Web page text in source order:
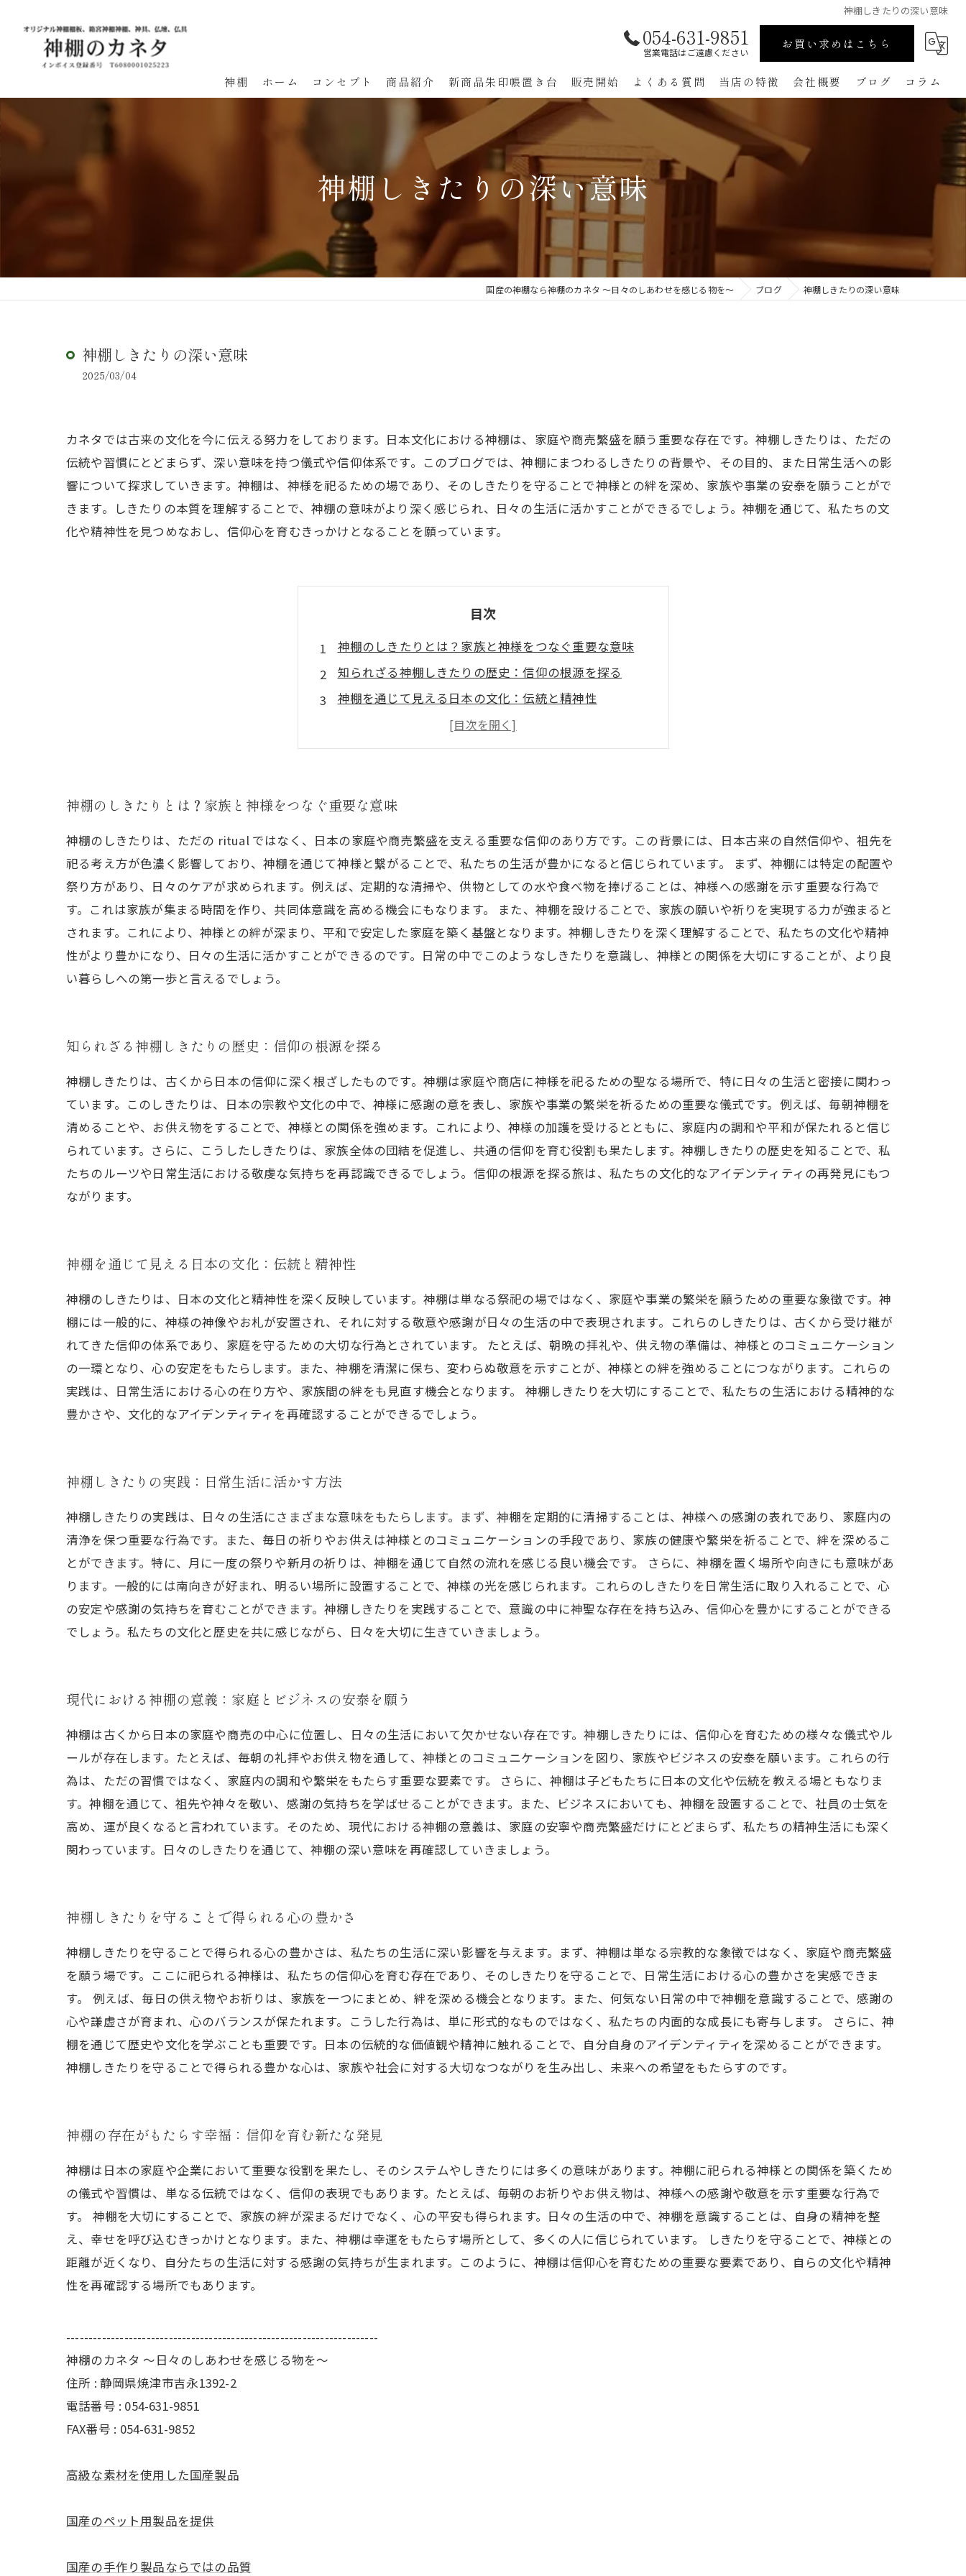
神棚しきたりの深い意味
054-631-9851
営業電話はご遠慮ください
お買い求めはこちら
神棚 ホーム コンセプト 商品紹介 新商品朱印帳置き台 販売開始 よくある質問 当店の特徴
高級
ペット用
コンパクト
会社概要 ブログ コラム
神棚しきたりの深い意味
国産の神棚なら神棚のカネタ ～日々のしあわせを感じる物を～ ブログ 神棚しきたりの深い意味
神棚しきたりの深い意味
2025/03/04
カネタでは古来の文化を今に伝える努力をしております。日本文化における神棚は、家庭や商売繁盛を願う重要な存在です。神棚しきたりは、ただの
伝統や習慣にとどまらず、深い意味を持つ儀式や信仰体系です。このブログでは、神棚にまつわるしきたりの背景や、その目的、また日常生活への影
響について探求していきます。神棚は、神様を祀るための場であり、そのしきたりを守ることで神様との絆を深め、家族や事業の安泰を願うことがで
きます。しきたりの本質を理解することで、神棚の意味がより深く感じられ、日々の生活に活かすことができるでしょう。神棚を通じて、私たちの文
化や精神性を見つめなおし、信仰心を育むきっかけとなることを願っています。
目次
神棚のしきたりとは？家族と神様をつなぐ重要な意味
知られざる神棚しきたりの歴史：信仰の根源を探る
神棚を通じて見える日本の文化：伝統と精神性
神棚しきたりの実践：日常生活に活かす方法
現代における神棚の意義：家庭とビジネスの安泰を願う
神棚の存在がもたらす幸福：信仰を育む新たな発見
神棚のしきたりとは？家族と神様をつなぐ重要な意味
神棚のしきたりは、ただの ritual ではなく、日本の家庭や商売繁盛を支える重要な信仰のあり方です。この背景には、日本古来の自然信仰や、祖先を
祀る考え方が色濃く影響しており、神棚を通じて神様と繋がることで、私たちの生活が豊かになると信じられています。 まず、神棚には特定の配置や
祭り方があり、日々のケアが求められます。例えば、定期的な清掃や、供物としての水や食べ物を捧げることは、神様への感謝を示す重要な行為で
す。これは家族が集まる時間を作り、共同体意識を高める機会にもなります。 また、神棚を設けることで、家族の願いや祈りを実現する力が強まると
されます。これにより、神様との絆が深まり、平和で安定した家庭を築く基盤となります。神棚しきたりを深く理解することで、私たちの文化や精神
性がより豊かになり、日々の生活に活かすことができるのです。日常の中でこのようなしきたりを意識し、神様との関係を大切にすることが、より良
い暮らしへの第一歩と言えるでしょう。
知られざる神棚しきたりの歴史：信仰の根源を探る
神棚しきたりは、古くから日本の信仰に深く根ざしたものです。神棚は家庭や商店に神様を祀るための聖なる場所で、特に日々の生活と密接に関わっ
ています。このしきたりは、日本の宗教や文化の中で、神様に感謝の意を表し、家族や事業の繁栄を祈るための重要な儀式です。例えば、毎朝神棚を
清めることや、お供え物をすることで、神様との関係を強めます。これにより、神様の加護を受けるとともに、家庭内の調和や平和が保たれると信じ
られています。さらに、こうしたしきたりは、家族全体の団結を促進し、共通の信仰を育む役割も果たします。神棚しきたりの歴史を知ることで、私
たちのルーツや日常生活における敬虔な気持ちを再認識できるでしょう。信仰の根源を探る旅は、私たちの文化的なアイデンティティの再発見にもつ
ながります。
神棚を通じて見える日本の文化：伝統と精神性
神棚のしきたりは、日本の文化と精神性を深く反映しています。神棚は単なる祭祀の場ではなく、家庭や事業の繁栄を願うための重要な象徴です。神
棚には一般的に、神様の神像やお札が安置され、それに対する敬意や感謝が日々の生活の中で表現されます。これらのしきたりは、古くから受け継が
れてきた信仰の体系であり、家庭を守るための大切な行為とされています。 たとえば、朝晩の拝礼や、供え物の準備は、神様とのコミュニケーション
の一環となり、心の安定をもたらします。また、神棚を清潔に保ち、変わらぬ敬意を示すことが、神様との絆を強めることにつながります。これらの
実践は、日常生活における心の在り方や、家族間の絆をも見直す機会となります。 神棚しきたりを大切にすることで、私たちの生活における精神的な
豊かさや、文化的なアイデンティティを再確認することができるでしょう。
神棚しきたりの実践：日常生活に活かす方法
神棚しきたりの実践は、日々の生活にさまざまな意味をもたらします。まず、神棚を定期的に清掃することは、神様への感謝の表れであり、家庭内の
清浄を保つ重要な行為です。また、毎日の祈りやお供えは神様とのコミュニケーションの手段であり、家族の健康や繁栄を祈ることで、絆を深めるこ
とができます。特に、月に一度の祭りや新月の祈りは、神棚を通じて自然の流れを感じる良い機会です。 さらに、神棚を置く場所や向きにも意味があ
ります。一般的には南向きが好まれ、明るい場所に設置することで、神様の光を感じられます。これらのしきたりを日常生活に取り入れることで、心
の安定や感謝の気持ちを育むことができます。神棚しきたりを実践することで、意識の中に神聖な存在を持ち込み、信仰心を豊かにすることができる
でしょう。私たちの文化と歴史を共に感じながら、日々を大切に生きていきましょう。
現代における神棚の意義：家庭とビジネスの安泰を願う
神棚は古くから日本の家庭や商売の中心に位置し、日々の生活において欠かせない存在です。神棚しきたりには、信仰心を育むための様々な儀式やル
ールが存在します。たとえば、毎朝の礼拝やお供え物を通して、神様とのコミュニケーションを図り、家族やビジネスの安泰を願います。これらの行
為は、ただの習慣ではなく、家庭内の調和や繁栄をもたらす重要な要素です。 さらに、神棚は子どもたちに日本の文化や伝統を教える場ともなりま
す。神棚を通じて、祖先や神々を敬い、感謝の気持ちを学ばせることができます。また、ビジネスにおいても、神棚を設置することで、社員の士気を
高め、運が良くなると言われています。そのため、現代における神棚の意義は、家庭の安寧や商売繁盛だけにとどまらず、私たちの精神生活にも深く
関わっています。日々のしきたりを通じて、神棚の深い意味を再確認していきましょう。
神棚しきたりを守ることで得られる心の豊かさ
神棚しきたりを守ることで得られる心の豊かさは、私たちの生活に深い影響を与えます。まず、神棚は単なる宗教的な象徴ではなく、家庭や商売繁盛
を願う場です。ここに祀られる神様は、私たちの信仰心を育む存在であり、そのしきたりを守ることで、日常生活における心の豊かさを実感できま
す。 例えば、毎日の供え物やお祈りは、家族を一つにまとめ、絆を深める機会となります。また、何気ない日常の中で神棚を意識することで、感謝の
心や謙虚さが育まれ、心のバランスが保たれます。こうした行為は、単に形式的なものではなく、私たちの内面的な成長にも寄与します。 さらに、神
棚を通じて歴史や文化を学ぶことも重要です。日本の伝統的な価値観や精神に触れることで、自分自身のアイデンティティを深めることができます。
神棚しきたりを守ることで得られる豊かな心は、家族や社会に対する大切なつながりを生み出し、未来への希望をもたらすのです。
神棚の存在がもたらす幸福：信仰を育む新たな発見
神棚は日本の家庭や企業において重要な役割を果たし、そのシステムやしきたりには多くの意味があります。神棚に祀られる神様との関係を築くため
の儀式や習慣は、単なる伝統ではなく、信仰の表現でもあります。たとえば、毎朝のお祈りやお供え物は、神様への感謝や敬意を示す重要な行為で
す。 神棚を大切にすることで、家族の絆が深まるだけでなく、心の平安も得られます。日々の生活の中で、神棚を意識することは、自身の精神を整
え、幸せを呼び込むきっかけとなります。また、神棚は幸運をもたらす場所として、多くの人に信じられています。 しきたりを守ることで、神様との
距離が近くなり、自分たちの生活に対する感謝の気持ちが生まれます。このように、神棚は信仰心を育むための重要な要素であり、自らの文化や精神
性を再確認する場所でもあります。
----------------------------------------------------------------------
神棚のカネタ ～日々のしあわせを感じる物を～
住所 : 静岡県焼津市吉永1392-2
電話番号 : 054-631-9851
FAX番号 : 054-631-9852
高級な素材を使用した国産製品
国産のペット用製品を提供
国産の手作り製品ならではの品質